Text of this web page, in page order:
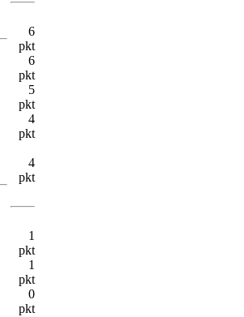
6
pkt
6
pkt
5
pkt
4
pkt
4
pkt
1
pkt
1
pkt
0
pkt